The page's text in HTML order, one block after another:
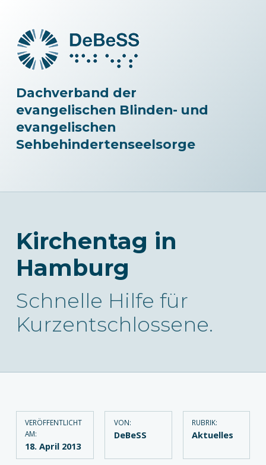
Dachverband der
evangelischen Blinden- und
evangelischen
Sehbehindertenseelsorge
Kirchentag in
Hamburg
Schnelle Hilfe für
Kurzentschlossene.
VERÖFFENTLICHT
AM:
18. April 2013
VON:
DeBeSS
RUBRIK:
Aktuelles